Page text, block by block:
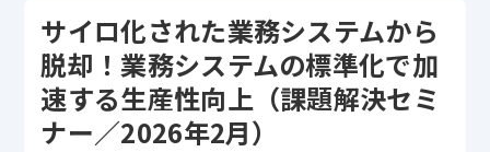
サイロ化された業務システムから
脱却！業務システムの標準化で加
速する生産性向上（課題解決セミ
ナー／2026年2月）